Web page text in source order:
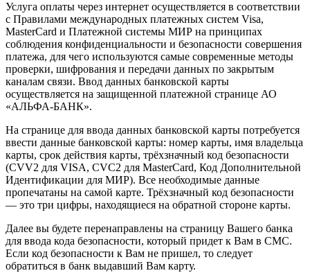
Услуга оплаты через интернет осуществляется в соответствии
с Правилами международных платежных систем Visa,
MasterCard и Платежной системы МИР на принципах
соблюдения конфиденциальности и безопасности совершения
платежа, для чего используются самые современные методы
проверки, шифрования и передачи данных по закрытым
каналам связи. Ввод данных банковской карты
осуществляется на защищенной платежной странице АО
«АЛЬФА-БАНК».
На странице для ввода данных банковской карты потребуется
ввести данные банковской карты: номер карты, имя владельца
карты, срок действия карты, трёхзначный код безопасности
(CVV2 для VISA, CVC2 для MasterCard, Код Дополнительной
Идентификации для МИР). Все необходимые данные
пропечатаны на самой карте. Трёхзначный код безопасности
— это три цифры, находящиеся на обратной стороне карты.
Далее вы будете перенаправлены на страницу Вашего банка
для ввода кода безопасности, который придет к Вам в СМС.
Если код безопасности к Вам не пришел, то следует
обратиться в банк выдавший Вам карту.